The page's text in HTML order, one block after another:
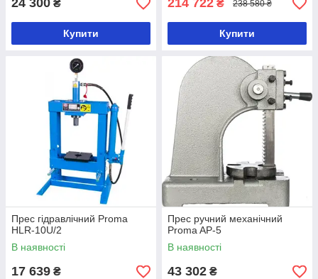
24 300 ₴
Купити
214 722 ₴ 238 580 ₴
Купити
Прес гідравлічний Proma
HLR-10U/2
В наявності
17 639 ₴
Прес ручний механічний
Proma AP-5
В наявності
43 302 ₴